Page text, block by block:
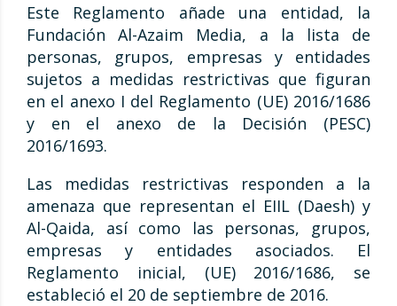
Este Reglamento añade una entidad, la
Fundación Al-Azaim Media, a la lista de
personas, grupos, empresas y entidades
sujetos a medidas restrictivas que figuran
en el anexo I del Reglamento (UE) 2016/1686
y en el anexo de la Decisión (PESC)
2016/1693.
Las medidas restrictivas responden a la
amenaza que representan el EIIL (Daesh) y
Al-Qaida, así como las personas, grupos,
empresas y entidades asociados. El
Reglamento inicial, (UE) 2016/1686, se
estableció el 20 de septiembre de 2016.